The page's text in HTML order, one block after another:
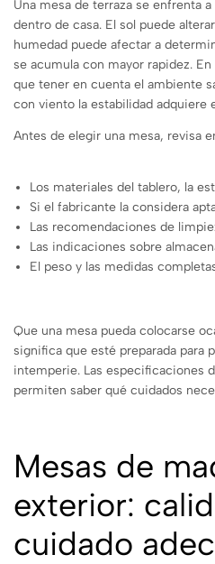
Una mesa de terraza se enfrenta
dentro de casa. El sol puede
humedad puede afectar a
se acumula con mayor rapidez.
que tener en cuenta el ambiente
con viento la estabilidad adquiere
Antes de elegir una mesa, revisa
Los materiales del tablero, la
Si el fabricante la considera
Las recomendaciones de
Las indicaciones sobre
El peso y las medidas
Que una mesa pueda colocarse
significa que esté preparada para
intemperie. Las especificaciones
permiten saber qué cuidados
Mesas de
exterior:
cuidado